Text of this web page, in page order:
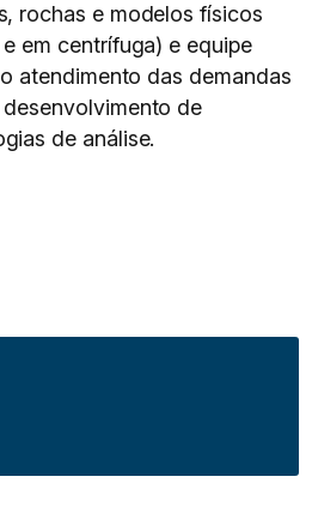
rochas e modelos físicos
em centrífuga) e equipe
atendimento das demandas
de
de análise.